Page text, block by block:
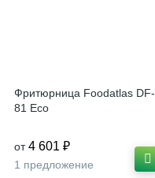
Фритюрница Foodatlas DF-
81 Eco
от 4 601 ₽
1 предложение